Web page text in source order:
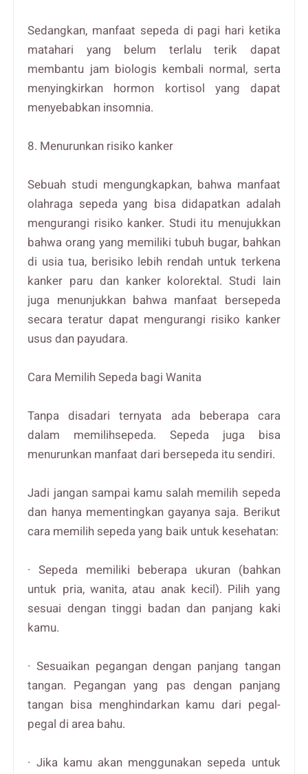
Sedangkan, manfaat sepeda di pagi hari ketika
matahari yang belum terlalu terik dapat
membantu jam biologis kembali normal, serta
menyingkirkan hormon kortisol yang dapat
menyebabkan insomnia.
8. Menurunkan risiko kanker
Sebuah studi mengungkapkan, bahwa manfaat
olahraga sepeda yang bisa didapatkan adalah
mengurangi risiko kanker. Studi itu menujukkan
bahwa orang yang memiliki tubuh bugar, bahkan
di usia tua, berisiko lebih rendah untuk terkena
kanker paru dan kanker kolorektal. Studi lain
juga menunjukkan bahwa manfaat bersepeda
secara teratur dapat mengurangi risiko kanker
usus dan payudara.
Cara Memilih Sepeda bagi Wanita
Tanpa disadari ternyata ada beberapa cara
dalam memilihsepeda. Sepeda juga bisa
menurunkan manfaat dari bersepeda itu sendiri.
Jadi jangan sampai kamu salah memilih sepeda
dan hanya mementingkan gayanya saja. Berikut
cara memilih sepeda yang baik untuk kesehatan:
· Sepeda memiliki beberapa ukuran (bahkan
untuk pria, wanita, atau anak kecil). Pilih yang
sesuai dengan tinggi badan dan panjang kaki
kamu.
· Sesuaikan pegangan dengan panjang tangan
tangan. Pegangan yang pas dengan panjang
tangan bisa menghindarkan kamu dari pegal-
pegal di area bahu.
· Jika kamu akan menggunakan sepeda untuk